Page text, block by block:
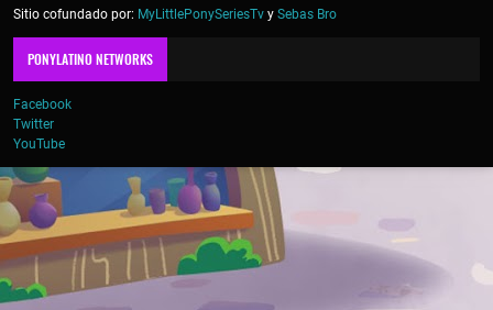
Sitio cofundado por: MyLittlePonySeriesTv y Sebas Bro
PONYLATINO NETWORKS
Facebook
Twitter
YouTube